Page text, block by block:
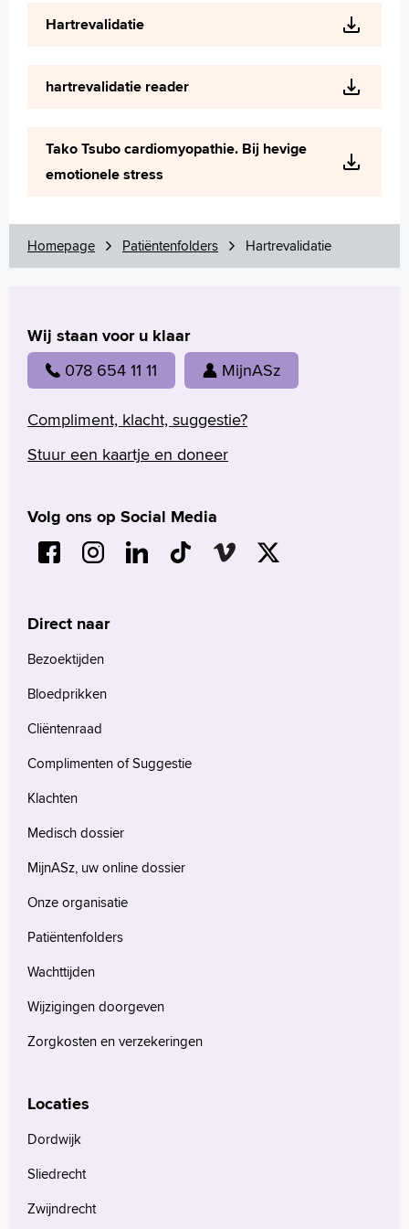
Language
English
Français
Hartrevalidatie
hartrevalidatie reader
Tako Tsubo cardiomyopathie. Bij hevige
emotionele stress
Homepage Patiëntenfolders Hartrevalidatie
Wij staan voor u klaar
078 654 11 11 MijnASz
Compliment, klacht, suggestie?
Stuur een kaartje en doneer
Volg ons op Social Media
Direct naar
Bezoektijden
Bloedprikken
Cliëntenraad
Complimenten of Suggestie
Klachten
Medisch dossier
MijnASz, uw online dossier
Onze organisatie
Patiëntenfolders
Wachttijden
Wijzigingen doorgeven
Zorgkosten en verzekeringen
Locaties
Dordwijk
Sliedrecht
Zwijndrecht